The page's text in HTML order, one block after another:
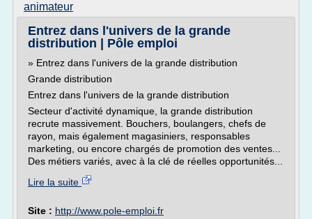
animateur
Entrez dans l'univers de la grande
distribution | Pôle emploi
» Entrez dans l'univers de la grande distribution
Grande distribution
Entrez dans l'univers de la grande distribution
Secteur d'activité dynamique, la grande distribution
recrute massivement. Bouchers, boulangers, chefs de
rayon, mais également magasiniers, responsables
marketing, ou encore chargés de promotion des ventes...
Des métiers variés, avec à la clé de réelles opportunités...
Lire la suite
Site : http://www.pole-emploi.fr